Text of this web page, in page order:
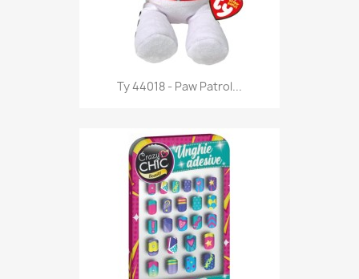
Anteprima
Ty 44018 - Paw Patrol...